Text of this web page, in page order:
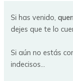
Si has venido,
dejes que te lo
Si aún no estás
indecisos…